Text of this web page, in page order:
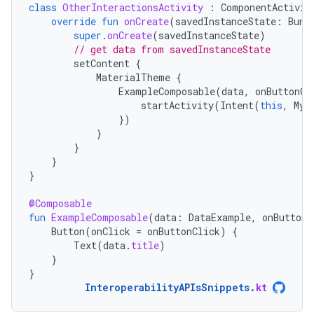
class OtherInteractionsActivity :
override fun onCreate(savedInstanceState :
super .onCreate(savedInstanceState)
// get data from savedInstanceState
setContent {
MaterialTheme {
ExampleComposable(data,
startActivity(Intent(this,
})
}
}
}
}
@Composable
fun ExampleComposable(data : DataExample,
Button(onClick = onButtonClick)
{
Text(data. title)
}
}
InteroperabilityAPIsSnippets. kt